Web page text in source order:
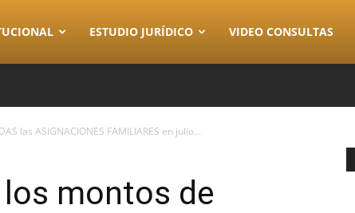
ESTUDIO JURÍDICO VIDEO CONSULTAS
las ASIGNACIONES FAMILIARES en julio...
los montos de